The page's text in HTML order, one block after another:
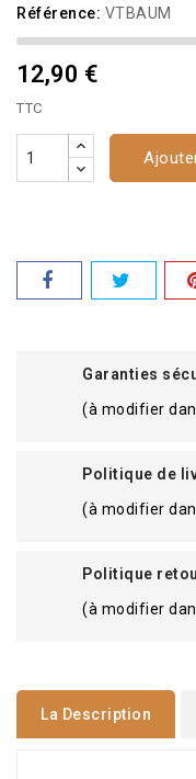
Référence: VTBAUM
12,90 €
TTC
Garanties
(à modifier
Politique de
(à modifier
Politique
(à modifier
La Description